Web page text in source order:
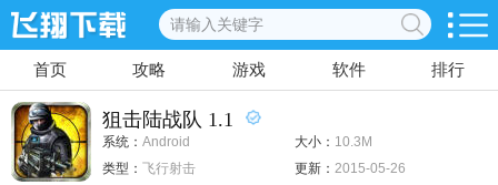
首页 攻略 游戏 软件 排行
狙击陆战队 1.1
系统： Android 大小： 10.3M
类型： 飞行射击 更新： 2015-05-26